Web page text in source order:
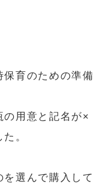
保育のための準備
の用意と記名が×
。
選んで購入して